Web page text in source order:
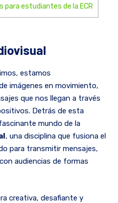
para estudiantes de la ECR
estamos
imágenes en movimiento,
que nos llegan a través
Detrás de esta
mundo de la
, una disciplina que fusiona el
para transmitir mensajes,
audiencias de formas
creativa, desafiante y